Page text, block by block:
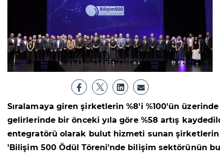
Sıralamaya giren şirketlerin %8'i %100'ün
gelirlerinde bir önceki yıla göre %58 artış
entegratörü olarak bulut hizmeti sunan şirketlerin
'Bilişim 500 Ödül Töreni'nde bilişim sektörünün